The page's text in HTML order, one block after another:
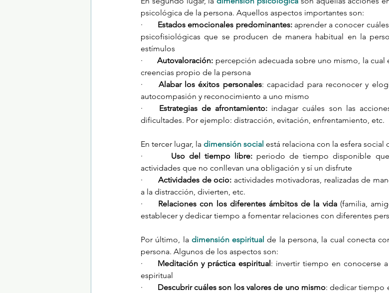
psicológica de la persona. Aquellos aspectos importantes son:
· Estados emocionales predominantes: aprender a conocer
psicofisiológicas que se producen de manera habitual en la
estímulos
· Autovaloración: percepción adecuada sobre uno mismo, la cual
creencias propio de la persona
· Alabar los éxitos personales: capacidad para reconocer y
autocompasión y reconocimiento a uno mismo
· Estrategias de afrontamiento: indagar cuáles son las
dificultades. Por ejemplo: distracción, evitación, enfrentamiento, etc.
En tercer lugar, la dimensión social está relaciona con la esfera social
· Uso del tiempo libre: periodo de tiempo disponible
actividades que no conllevan una obligación y sí un disfrute
· Actividades de ocio: actividades motivadoras, realizadas de
a la distracción, divierten, etc.
· Relaciones con los diferentes ámbitos de la vida (familia,
establecer y dedicar tiempo a fomentar relaciones con diferentes
Por último, la dimensión espiritual de la persona, la cual conecta
persona. Algunos de los aspectos son:
· Meditación y práctica espiritual : invertir tiempo en conocerse
espiritual
· Descubrir cuáles son los valores de uno mismo: dedicar tiempo